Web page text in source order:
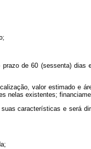
de 60 (sessenta)
valor estimado e
existentes;
características e será